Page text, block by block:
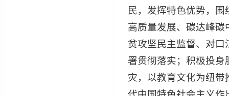
民，发挥特色优势，
高质量发展、碳达峰
贫攻坚民主监督、对
署贯彻落实；积极投身
灾，以教育文化为纽